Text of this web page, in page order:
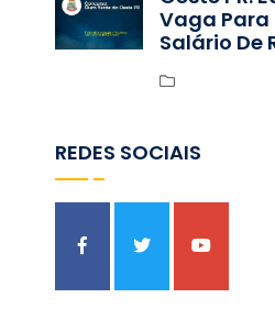
Vaga Para
Salário De
REDES SOCIAIS